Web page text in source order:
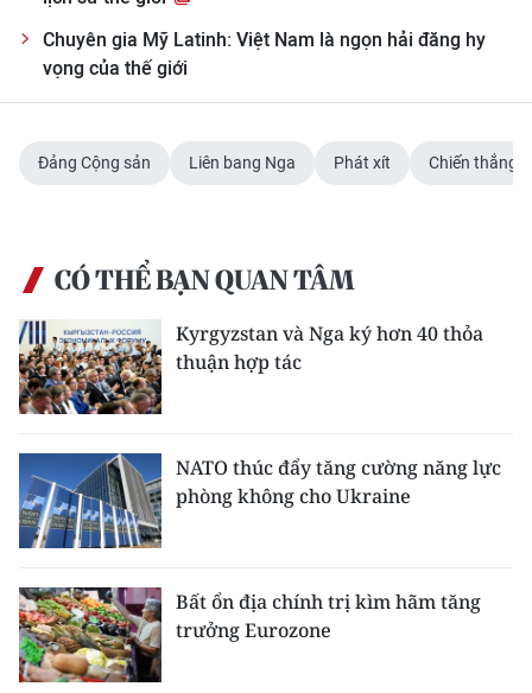
Chuyên gia Mỹ Latinh: Việt Nam là ngọn hải đăng hy
vọng của thế giới
Đảng Cộng sản Liên bang Nga Phát xít Chiến thắng
CÓ THỂ BẠN QUAN TÂM
Kyrgyzstan và Nga ký hơn 40 thỏa
thuận hợp tác
NATO thúc đẩy tăng cường năng lực
phòng không cho Ukraine
Bất ổn địa chính trị kìm hãm tăng
trưởng Eurozone